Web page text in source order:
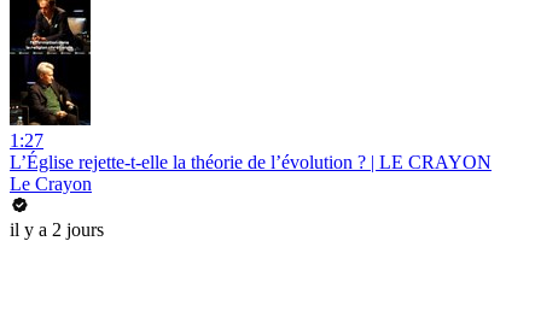
1:27
L’Église rejette-t-elle la théorie de l’évolution ? | LE CRAYON
Le Crayon
il y a 2 jours